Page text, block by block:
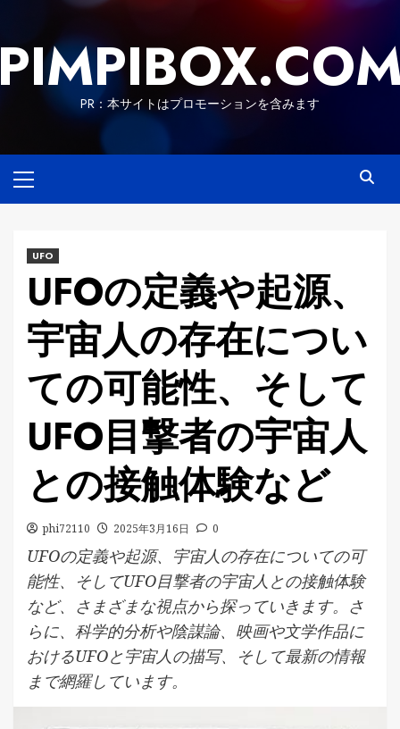
content
PR：本サイトはプロモーションを含みます
Menu
UFO
UFOの定義や起源、
宇宙人の存在につい
ての可能性、そして
UFO目撃者の宇宙人
との接触体験など
phi72110 2025年3月16日 0
UFOの定義や起源、宇宙人の存在についての可
能性、そしてUFO目撃者の宇宙人との接触体験
など、さまざまな視点から探っていきます。さ
らに、科学的分析や陰謀論、映画や文学作品に
おけるUFOと宇宙人の描写、そして最新の情報
まで網羅しています。